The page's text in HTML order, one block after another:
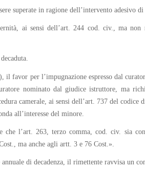
superate in ragione dell’intervento adesivo
ai sensi dell’art. 244 cod. civ., ma
per l’impugnazione espresso dal
nominato dal giudice istruttore, ma
camerale, ai sensi dell’art. 737 del
all’interesse del minore.
l’art. 263, terzo comma, cod. civ. sia
ma anche agli artt. 3 e 76 Cost.».
di decadenza, il rimettente ravvisa un